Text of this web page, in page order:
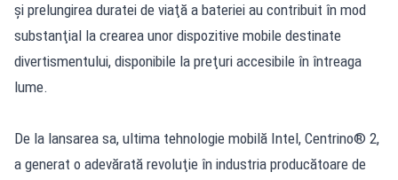
şi prelungirea duratei de viaţă a bateriei au contribuit în mod
substanţial la crearea unor dispozitive mobile destinate
divertismentului, disponibile la preţuri accesibile în întreaga
lume.
De la lansarea sa, ultima tehnologie mobilă Intel, Centrino® 2,
a generat o adevărată revoluţie în industria producătoare de